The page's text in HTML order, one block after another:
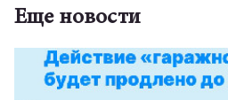
Еще новости